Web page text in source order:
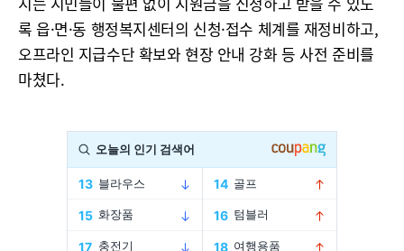
록 읍·면·동 행정복지센터의 신청·접수 체계를 재정비하고,
오프라인 지급수단 확보와 현장 안내 강화 등 사전 준비를
마쳤다.